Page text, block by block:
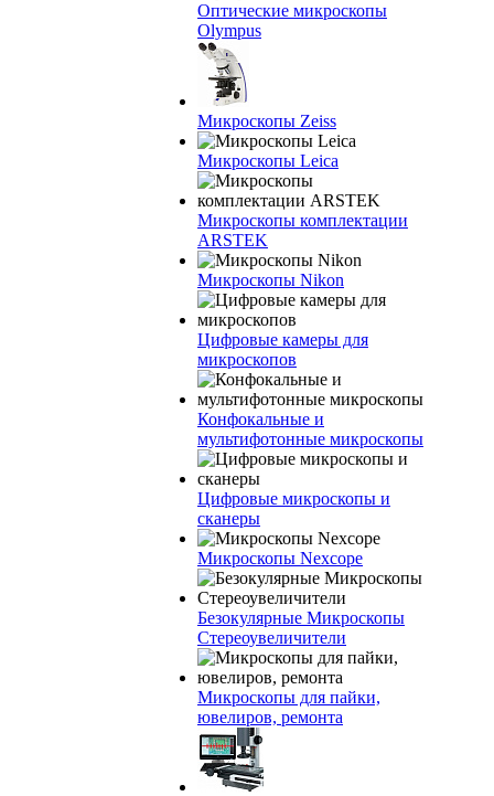
Оптические микроскопы
Olympus
Микроскопы Zeiss
Микроскопы Leica
Микроскопы комплектации
ARSTEK
Микроскопы Nikon
Цифровые камеры для
микроскопов
Конфокальные и
мультифотонные микроскопы
Цифровые микроскопы и
сканеры
Микроскопы Nexcope
Безокулярные Микроскопы
Стереоувеличители
Микроскопы для пайки,
ювелиров, ремонта